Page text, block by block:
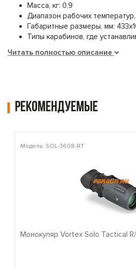
Масса, кг: 0,9
Диапазон рабочих
Габаритные размеры, мм:
Типы карабинов, где
Читать полностью описание
Рекомендуемые
Модель: SOL-3608-RT
Монокуляр Vortex Solo Tactical